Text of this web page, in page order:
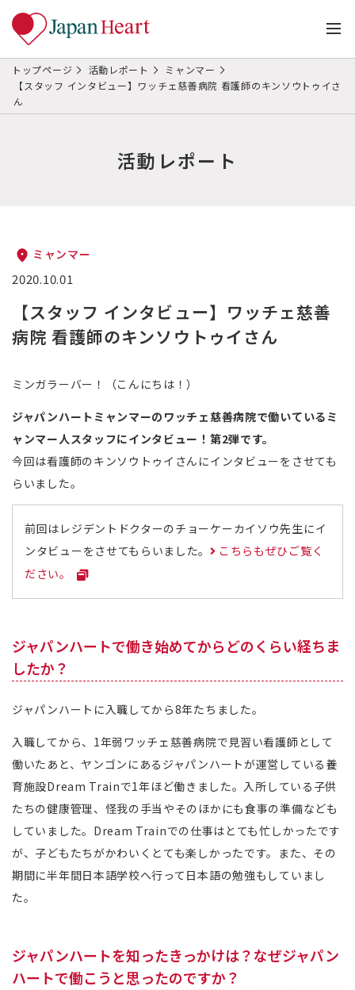
トップページ 活動レポート
ミャンマー
【スタッフ インタビュー】ワッチェ慈善病院 看護師のキンソウトゥイさ
ん
活動レポート
ミャンマー
2020.10.01
【スタッフ インタビュー】ワッチェ慈善
病院 看護師のキンソウトゥイさん
ミンガラーバー！（こんにちは！）
ジャパンハートミャンマーのワッチェ慈善病院で働いているミ
ャンマー人スタッフにインタビュー！第2弾です。
今回は看護師のキンソウトゥイさんにインタビューをさせても
らいました。
前回はレジデントドクターのチョーケーカイソウ先生にイ
ンタビューをさせてもらいました。
こちらもぜひご覧く
ださい。
ジャパンハートで働き始めてからどのくらい経ちま
したか？
ジャパンハートに入職してから8年たちました。
入職してから、1年弱ワッチェ慈善病院で見習い看護師として
働いたあと、ヤンゴンにあるジャパンハートが運営している養
育施設Dream Trainで1年ほど働きました。入所している子供
たちの健康管理、怪我の手当やそのほかにも食事の準備なども
していました。Dream Trainでの仕事はとても忙しかったです
が、子どもたちがかわいくとても楽しかったです。また、その
期間に半年間日本語学校へ行って日本語の勉強もしていまし
た。
ジャパンハートを知ったきっかけは？なぜジャパン
ハートで働こうと思ったのですか？